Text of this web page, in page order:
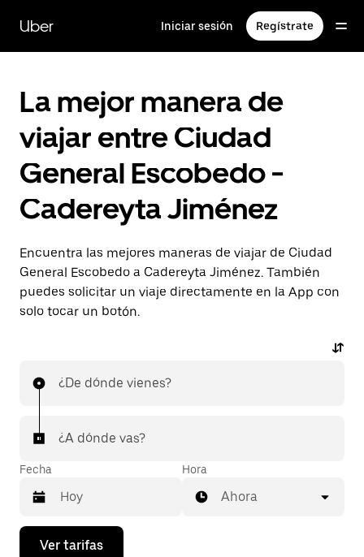
contenido
principal
Uber Iniciar sesión Regístrate
La mejor manera de
viajar entre Ciudad
General Escobedo -
Cadereyta Jiménez
Encuentra las mejores maneras de viajar de Ciudad
General Escobedo a Cadereyta Jiménez. También
puedes solicitar un viaje directamente en la App con
solo tocar un botón.
¿De dónde vienes?
¿A dónde vas?
Fecha
Presiona
Hora
Ahora
Ver tarifas